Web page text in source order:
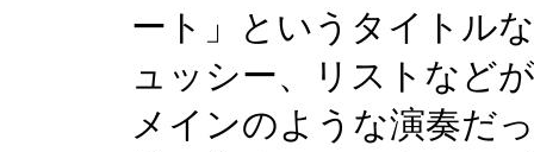
ート」というタイトル
ュッシー、リストなど
メインのような演奏だ